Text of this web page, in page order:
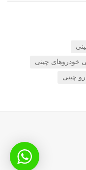
خودروهای چینی
چینی